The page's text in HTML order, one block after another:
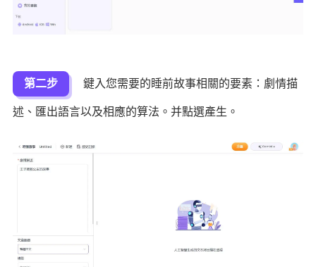
第二步
鍵入您需要的睡前故事相關的要素：劇情描
述、匯出語言以及相應的算法。并點選產生。